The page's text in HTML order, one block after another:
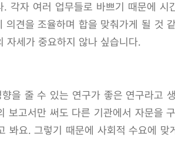
각자 여러 업무들로 바쁘기 때문에 시
견을 조율하며 합을 맞춰가게 될 것
자세가 중요하지 않나 싶습니다.
을 줄 수 있는 연구가 좋은 연구라고
고서만 써도 다른 기관에서 자문을
요. 그렇기 때문에 사회적 수요에 맞